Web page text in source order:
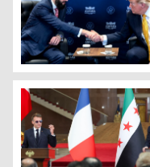
Trump: Suriye’yi